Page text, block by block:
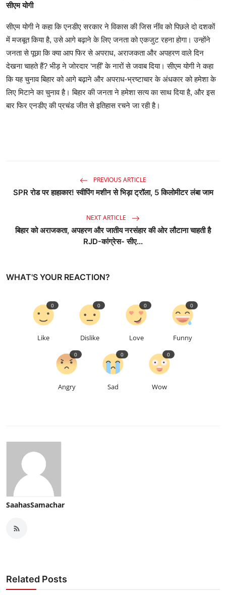
सीएम योगी
सीएम योगी ने कहा कि एनडीए सरकार ने विकास की जिस नींव को पिछले दो दशकों
में मजबूत किया है, उसे आगे बढ़ाने के लिए जनता को एकजुट रहना होगा। उन्होंने
जनता से पूछा कि क्या आप फिर से अपराध, अराजकता और अपहरण वाले दिन
देखना चाहते हैं? भीड़ ने जोरदार ‘नहीं’ के नारों से जवाब दिया। सीएम योगी ने कहा
कि यह चुनाव बिहार को आगे बढ़ाने और अपराध-भ्रष्टाचार के अंधकार को हमेशा के
लिए मिटाने का चुनाव है। बिहार की जनता ने हमेशा सत्य का साथ दिया है, और इस
बार फिर एनडीए की प्रचंड जीत से इतिहास रचने जा रही है।
PREVIOUS ARTICLE
SPR रोड पर हाहाकार! स्वीपिंग मशीन से भिड़ा ट्रॉला, 5 किलोमीटर लंबा जाम
NEXT ARTICLE
बिहार को अराजकता, अपहरण और जातीय नरसंहार की ओर लौटाना चाहती है
RJD-कांग्रेस- सीए...
WHAT'S YOUR REACTION?
Like
0
Dislike
0
Love
0
Funny
0
Angry
0
Sad
0
Wow
0
SaahasSamachar
Related Posts